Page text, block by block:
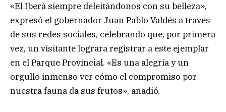
«El Iberá siempre deleitándonos con su belleza»,
expresó el gobernador Juan Pablo Valdés a través
de sus redes sociales, celebrando que, por primera
vez, un visitante lograra registrar a este ejemplar
en el Parque Provincial. «Es una alegría y un
orgullo inmenso ver cómo el compromiso por
nuestra fauna da sus frutos», añadió.